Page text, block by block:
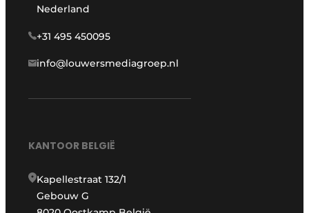
Nederland
+31 495 450095
info@louwersmediagroep.nl
KANTOOR BELGIË
Kapellestraat 132/1
Gebouw G